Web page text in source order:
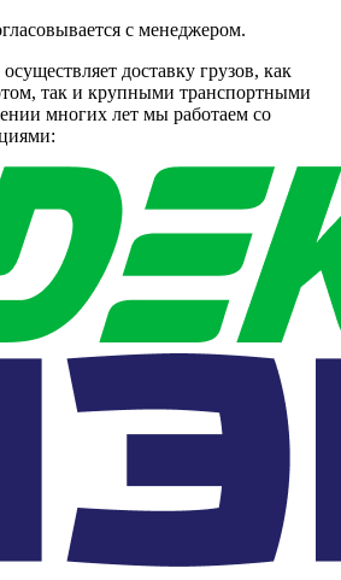
с менеджером.
доставку грузов, как
так и крупными транспортными
многих лет мы работаем со